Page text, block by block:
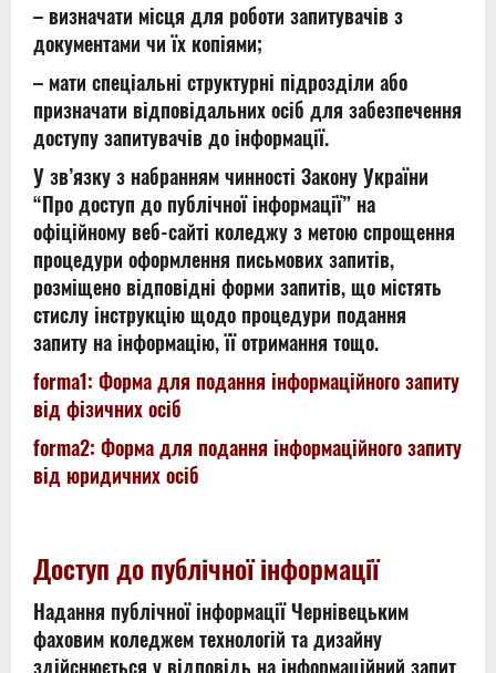
– визначати місця для роботи запитувачів з
документами чи їх копіями;
– мати спеціальні структурні підрозділи або
призначати відповідальних осіб для забезпечення
доступу запитувачів до інформації.
У зв’язку з набранням чинності Закону України
“Про доступ до публічної інформації” на
офіційному веб-сайті коледжу з метою спрощення
процедури оформлення письмових запитів,
розміщено відповідні форми запитів, що містять
стислу інструкцію щодо процедури подання
запиту на інформацію, її отримання тощо.
forma1: Форма для подання інформаційного запиту
від фізичних осіб
forma2: Форма для подання інформаційного запиту
від юридичних осіб
Доступ до публічної інформації
Надання публічної інформації Чернівецьким
фаховим коледжем технологій та дизайну
здійснюється у відповідь на інформаційний запит